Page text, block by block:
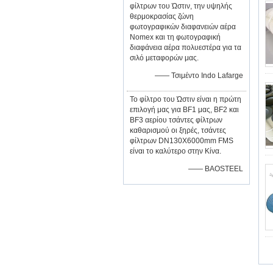
φίλτρων του Ώστιν, την υψηλής
θερμοκρασίας ζώνη
φωτογραφικών διαφανειών αέρα
Nomex και τη φωτογραφική
διαφάνεια αέρα πολυεστέρα για τα
σιλό μεταφορών μας.
—— Τσιμέντο Indo Lafarge
Το φίλτρο του Ώστιν είναι η πρώτη
επιλογή μας για BF1 μας, BF2 και
BF3 αερίου τσάντες φίλτρων
καθαρισμού οι ξηρές, τσάντες
φίλτρων DN130X6000mm FMS
είναι το καλύτερο στην Κίνα.
—— BAOSTEEL